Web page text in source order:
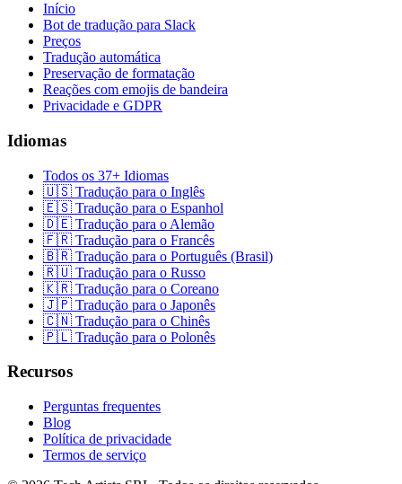
Início
Bot de tradução para Slack
Preços
Tradução automática
Preservação de formatação
Reações com emojis de bandeira
Privacidade e GDPR
Idiomas
Todos os 37+ Idiomas
🇺🇸 Tradução para o Inglês
🇪🇸 Tradução para o Espanhol
🇩🇪 Tradução para o Alemão
🇫🇷 Tradução para o Francês
🇧🇷 Tradução para o Português (Brasil)
🇷🇺 Tradução para o Russo
🇰🇷 Tradução para o Coreano
🇯🇵 Tradução para o Japonês
🇨🇳 Tradução para o Chinês
🇵🇱 Tradução para o Polonês
Recursos
Perguntas frequentes
Blog
Política de privacidade
Termos de serviço